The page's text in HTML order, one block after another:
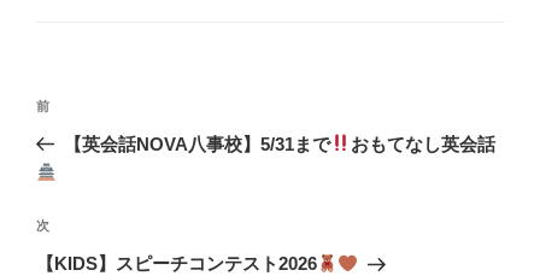
投
ナ
ゲ
ー
前
の
投
前
【英会話NOVA八事校】5/31まで おもてなし英会話
次
の
次
【KIDS】スピーチコンテスト2026